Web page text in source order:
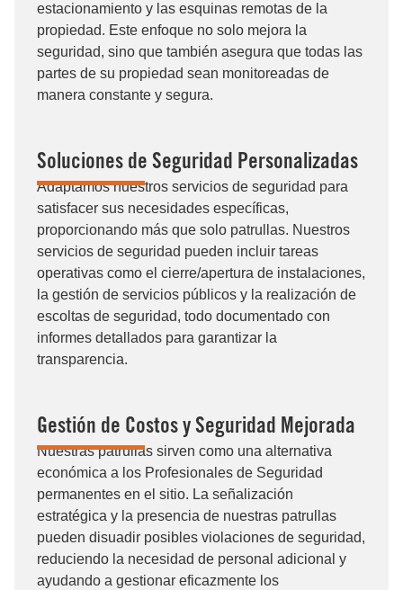
estacionamiento y las esquinas remotas de la
propiedad. Este enfoque no solo mejora la
seguridad, sino que también asegura que todas las
partes de su propiedad sean monitoreadas de
manera constante y segura.
Soluciones de Seguridad Personalizadas
Adaptamos nuestros servicios de seguridad para
satisfacer sus necesidades específicas,
proporcionando más que solo patrullas. Nuestros
servicios de seguridad pueden incluir tareas
operativas como el cierre/apertura de instalaciones,
la gestión de servicios públicos y la realización de
escoltas de seguridad, todo documentado con
informes detallados para garantizar la
transparencia.
Gestión de Costos y Seguridad Mejorada
Nuestras patrullas sirven como una alternativa
económica a los Profesionales de Seguridad
permanentes en el sitio. La señalización
estratégica y la presencia de nuestras patrullas
pueden disuadir posibles violaciones de seguridad,
reduciendo la necesidad de personal adicional y
ayudando a gestionar eficazmente los